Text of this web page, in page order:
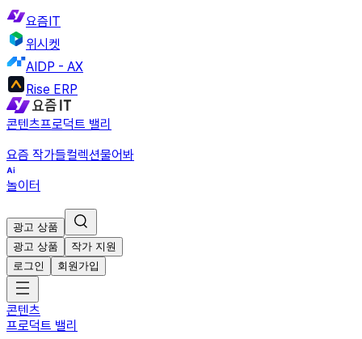
요즘IT
위시켓
AIDP - AX
Rise ERP
콘텐츠프로덕트 밸리
요즘 작가들컬렉션물어봐
놀이터
광고 상품
광고 상품
작가 지원
로그인
회원가입
콘텐츠
프로덕트 밸리